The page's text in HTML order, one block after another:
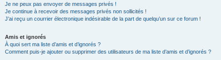
Je ne peux pas envoyer de messages privés !
Je continue à recevoir des messages privés non sollicités !
J’ai reçu un courrier électronique indésirable de la part de quelqu’un sur ce forum !
Amis et ignorés
À quoi sert ma liste d’amis et d’ignorés ?
Comment puis-je ajouter ou supprimer des utilisateurs de ma liste d’amis et d’ignorés ?